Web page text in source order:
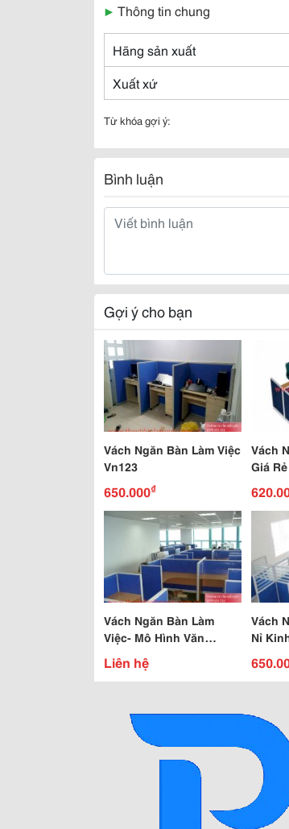
▶ Thông tin chung
Hãng sản xuất
Xuất xứ
Từ khóa gợi ý:
Bình luận
Gợi ý cho bạn
Vách Ngăn Bàn Làm Việc
Vn123
650.000₫
Vách
Giá
Vách Ngăn Bàn Làm
Việc- Mô Hình Văn
Phòng Hiện Đại
Liên hệ
Vách
Nỉ